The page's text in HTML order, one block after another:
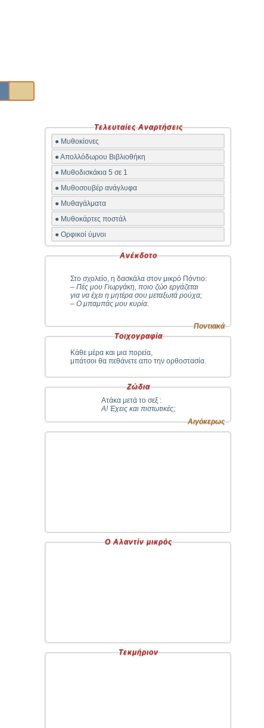
Τελευταίες Αναρτήσεις
● Μυθοκίονες
● Απολλόδωρου Βιβλιοθήκη
● Μυθοδισκάκια 5 σε 1
● Μυθοσουβέρ ανάγλυφα
● Μυθαγάλματα
● Μυθοκάρτες ποστάλ
● Ορφικοί ύμνοι
Ανέκδοτο
Ποντιακά
Στο σχολείο, η δασκάλα στον μικρό Πόντιο:
– Πές μου Γιωργάκη, ποιο ζώο εργάζεται
για να έχει η μητέρα σου μεταξωτά ρούχα;
– Ο μπαμπάς μου κυρία.
Τοιχογραφία
Κάθε μέρα και μια πορεία,
μπάτσοι θα πεθάνετε απο την ορθοστασία.
Ζώδια
Αιγόκερως
Ατάκα μετά το σεξ :
Α! Έχεις και πιστωτικές;
Ο Αλαντίν μικρός
Τεκμήριον